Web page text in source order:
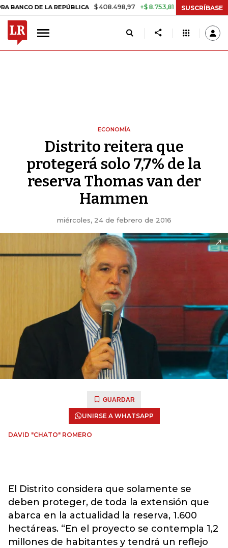
DE LA REPÚBLICA $ 408.498,97 +$ 8.753,81 +2,19% TASA DE
SUSCRÍBASE
ECONOMÍA
Distrito reitera que
protegerá solo 7,7% de la
reserva Thomas van der
Hammen
miércoles, 24 de febrero de 2016
GUARDAR
UNIRSE A WHATSAPP
DAVID "CHATO" ROMERO
El Distrito considera que solamente se
deben proteger, de toda la extensión que
abarca en la actualidad la reserva, 1.600
hectáreas. “En el proyecto se contempla 1,2
millones de habitantes y tendrá un reflejo